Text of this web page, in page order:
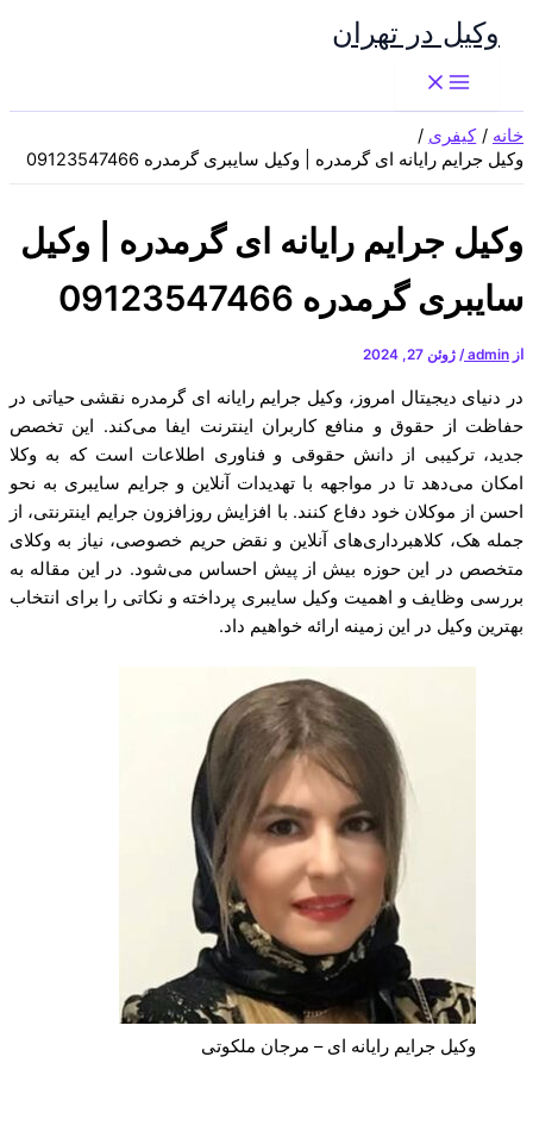
وکیل در تهران
خانه
کیفری
وکیل جرایم رایانه ای گرمدره | وکیل سایبری گرمدره 09123547466
وکیل جرایم رایانه ای گرمدره | وکیل
سایبری گرمدره 09123547466
از admin
/ ژوئن 27, 2024
در دنیای دیجیتال امروز، وکیل جرایم رایانه ای گرمدره نقشی حیاتی در
حفاظت از حقوق و منافع کاربران اینترنت ایفا می‌کند. این تخصص
جدید، ترکیبی از دانش حقوقی و فناوری اطلاعات است که به وکلا
امکان می‌دهد تا در مواجهه با تهدیدات آنلاین و جرایم سایبری به نحو
احسن از موکلان خود دفاع کنند. با افزایش روزافزون جرایم اینترنتی، از
جمله هک، کلاهبرداری‌های آنلاین و نقض حریم خصوصی، نیاز به وکلای
متخصص در این حوزه بیش از پیش احساس می‌شود. در این مقاله به
بررسی وظایف و اهمیت وکیل سایبری پرداخته و نکاتی را برای انتخاب
بهترین وکیل در این زمینه ارائه خواهیم داد.
وکیل جرایم رایانه ای – مرجان ملکوتی